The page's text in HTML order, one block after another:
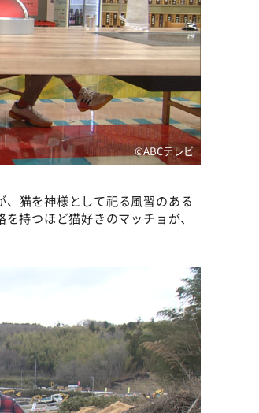
©ABCテレビ
猫を神様として祀る風習のある
持つほど猫好きのマッチョが、